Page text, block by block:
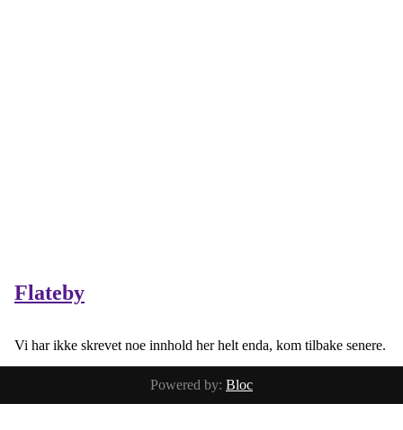
Flateby
Vi har ikke skrevet noe innhold her helt enda, kom tilbake senere.
Powered by: Bloc